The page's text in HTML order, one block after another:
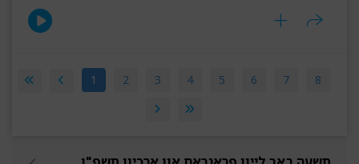
1 2 3 4 5 6 7 8